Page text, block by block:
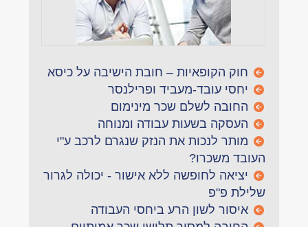
חוק הקופאיות – חובת הישיבה על כיסא
יחסי עובד-מעביד ופרילנסר
החובה לשלם שכר מינימום
העסקה בשעות עבודה ומנוחה
מותר לנכות את הנזק שנגרם לרכב ע"י
העובד משכרו?
יציאה לחופשה ללא אישור - יכולה לגרור
שלילת פ"פ
איסור לשון הרע ביחסי העבודה